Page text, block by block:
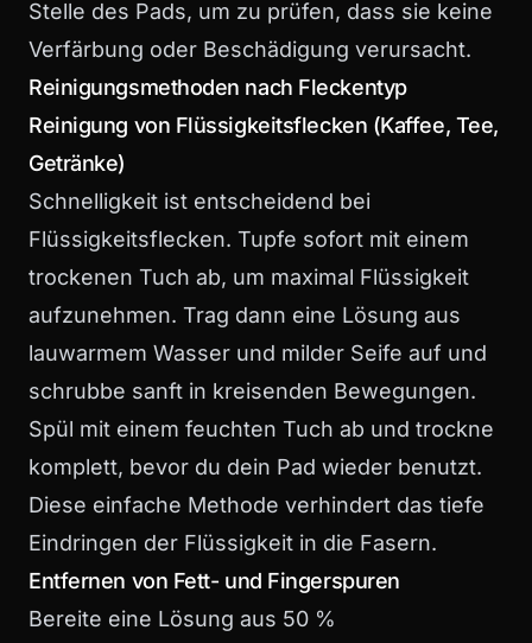
Stelle des Pads, um zu prüfen, dass sie keine
Verfärbung oder Beschädigung verursacht.
Reinigungsmethoden nach Fleckentyp
Reinigung von Flüssigkeitsflecken (Kaffee, Tee,
Getränke)
Schnelligkeit ist entscheidend bei
Flüssigkeitsflecken. Tupfe sofort mit einem
trockenen Tuch ab, um maximal Flüssigkeit
aufzunehmen. Trag dann eine Lösung aus
lauwarmem Wasser und milder Seife auf und
schrubbe sanft in kreisenden Bewegungen.
Spül mit einem feuchten Tuch ab und trockne
komplett, bevor du dein Pad wieder benutzt.
Diese einfache Methode verhindert das tiefe
Eindringen der Flüssigkeit in die Fasern.
Entfernen von Fett- und Fingerspuren
Bereite eine Lösung aus 50 %